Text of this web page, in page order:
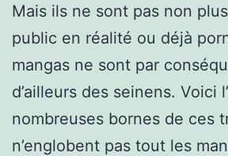
Mais ils ne sont pas non
public en réalité ou déjà
mangas ne sont par
d’ailleurs des seinens. Voici
nombreuses bornes de ces
n’englobent pas tout les